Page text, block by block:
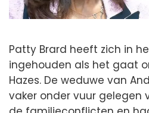
Patty Brard heeft zich in
ingehouden als het gaat
Hazes. De weduwe van
vaker onder vuur gelegen